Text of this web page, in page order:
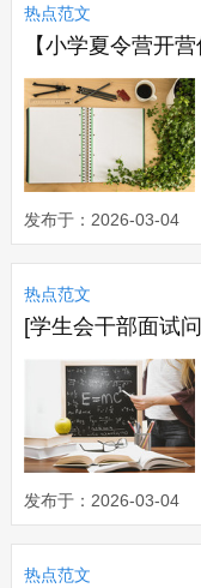
热点范文
发布于：2026-03-04
热点范文
发布于：2026-03-04
热点范文